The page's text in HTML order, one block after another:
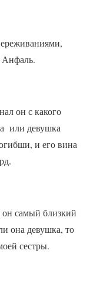
Анфаль.
он с какого
или девушка
и его вина
он самый близкий
она девушка, то
сестры.